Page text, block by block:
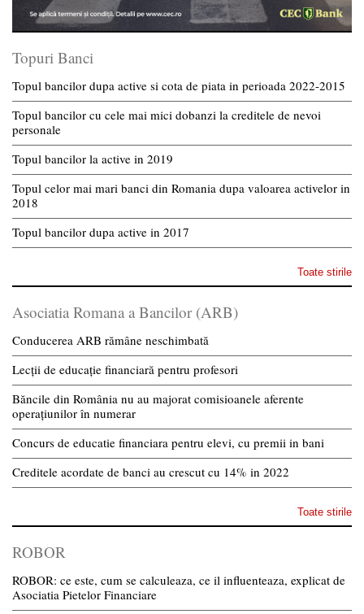
Topuri Banci
Topul bancilor dupa active si cota de piata in perioada 2022-2015
Topul bancilor cu cele mai mici dobanzi la creditele de nevoi
personale
Topul bancilor la active in 2019
Topul celor mai mari banci din Romania dupa valoarea activelor in
2018
Topul bancilor dupa active in 2017
Toate stirile
Asociatia Romana a Bancilor (ARB)
Conducerea ARB rămâne neschimbată
Lecții de educație financiară pentru profesori
Băncile din România nu au majorat comisioanele aferente
operațiunilor în numerar
Concurs de educatie financiara pentru elevi, cu premii in bani
Creditele acordate de banci au crescut cu 14% in 2022
Toate stirile
ROBOR
ROBOR: ce este, cum se calculeaza, ce il influenteaza, explicat de
Asociatia Pietelor Financiare